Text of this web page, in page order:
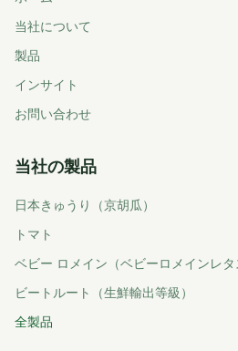
当社について
製品
インサイト
お問い合わせ
当社の製品
日本きゅうり（京胡瓜）
トマト
ベビー ロメイン（ベビーロメインレタ
ビートルート（生鮮輸出等級）
全製品